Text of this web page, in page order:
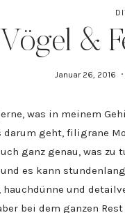
&
Januar 26, 2016
was in meinem
geht, filigrane
ganz genau, was
es kann
hauchdünne und
bei dem ganzen